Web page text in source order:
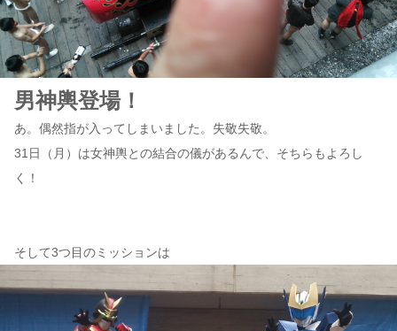
男神輿登場！
あ。偶然指が入ってしまいました。失敬失敬。
31日（月）は女神輿との結合の儀があるんで、そちらもよろし
く！
そして3つ目のミッションは